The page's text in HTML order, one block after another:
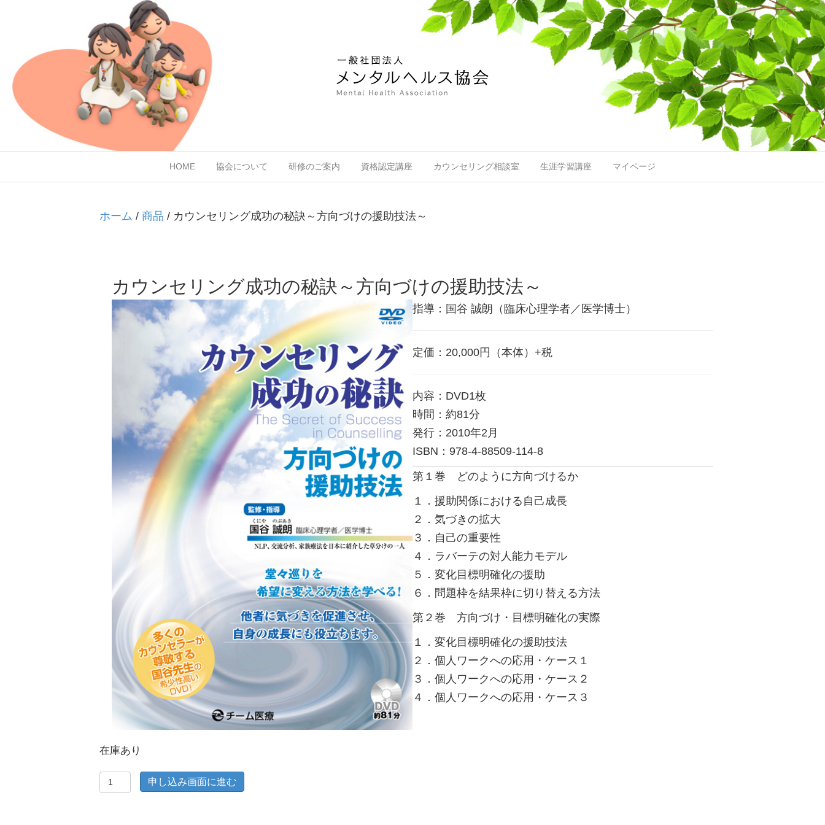
HOME 協会について 研修のご案内 資格認定講座 カウンセリング相談室 生涯学習講座 マイページ
ホーム / 商品 / カウンセリング成功の秘訣～方向づけの援助技法～
カウンセリング成功の秘訣～方向づけの援助技法～
指導：国谷 誠朗（臨床心理学者／医学博士）
定価：20,000円（本体）+税
内容：DVD1枚
時間：約81分
発行：2010年2月
ISBN：978-4-88509-114-8
第１巻 どのように方向づけるか
１．援助関係における自己成長
２．気づきの拡大
３．自己の重要性
４．ラバーテの対人能力モデル
５．変化目標明確化の援助
６．問題枠を結果枠に切り替える方法
第２巻 方向づけ・目標明確化の実際
１．変化目標明確化の援助技法
２．個人ワークへの応用・ケース１
３．個人ワークへの応用・ケース２
４．個人ワークへの応用・ケース３
在庫あり
カ
申し込み画面に進む